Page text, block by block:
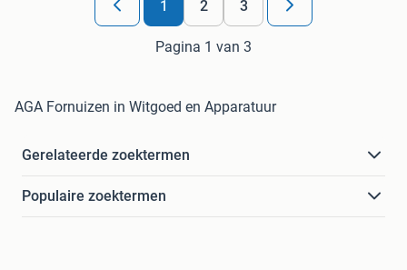
1 2 3
Pagina 1 van 3
AGA Fornuizen in Witgoed en Apparatuur
Gerelateerde zoektermen
Populaire zoektermen